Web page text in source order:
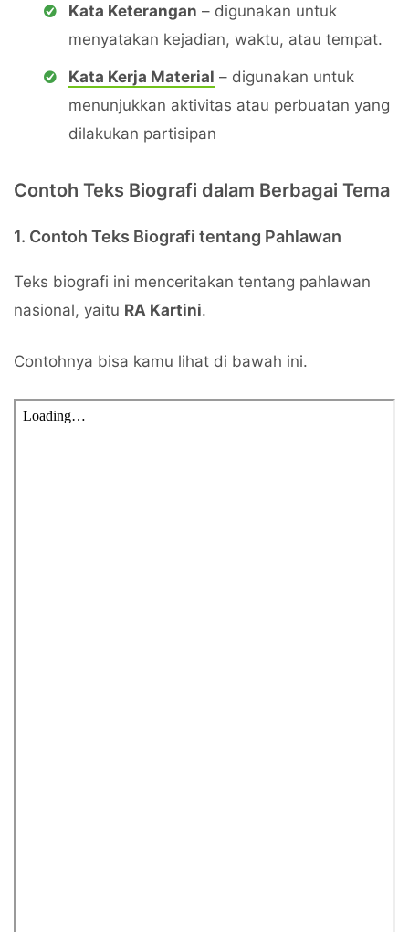
Kata Keterangan – digunakan untuk
menyatakan kejadian, waktu, atau tempat.
Kata Kerja Material – digunakan untuk
menunjukkan aktivitas atau perbuatan yang
dilakukan partisipan
Contoh Teks Biografi dalam Berbagai Tema
1. Contoh Teks Biografi tentang Pahlawan
Teks biografi ini menceritakan tentang pahlawan
nasional, yaitu RA Kartini.
Contohnya bisa kamu lihat di bawah ini.